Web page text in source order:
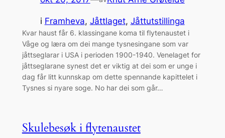
i Framheva, Jåttlaget, Jåttutstillinga
Kvar haust får 6. klassingane koma til flytenaustet i
Våge og læra om dei mange tysnesingane som var
jåttseglarar i USA i perioden 1900-1940. Venelaget for
jåttseglarane synest det er viktig at dei som er unge i
dag får litt kunnskap om dette spennande kapittelet i
Tysnes si nyare soge. No har dei som går…
Skulebesøk i flytenaustet